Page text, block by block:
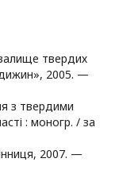
твердих
2005. —
з твердими
: моногр. / за
2007. —